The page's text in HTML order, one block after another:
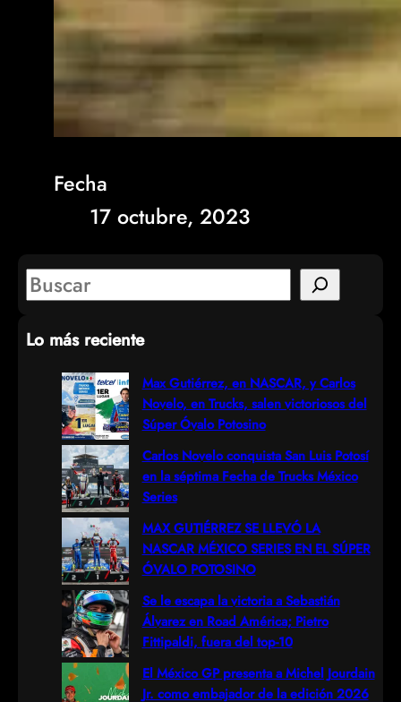
Fecha
17 octubre, 2023
S
a
Lo más reciente
Max Gutiérrez, en NASCAR, y Carlos
Novelo, en Trucks, salen victoriosos del
Súper Óvalo Potosino
Carlos Novelo conquista San Luis Potosí
en la séptima Fecha de Trucks México
Series
MAX GUTIÉRREZ SE LLEVÓ LA
NASCAR MÉXICO SERIES EN EL SÚPER
ÓVALO POTOSINO
Se le escapa la victoria a Sebastián
Álvarez en Road América; Pietro
Fittipaldi, fuera del top-10
El México GP presenta a Michel Jourdain
Jr. como embajador de la edición 2026